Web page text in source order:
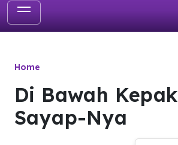
Home
Di Bawah Kepak
Sayap-Nya